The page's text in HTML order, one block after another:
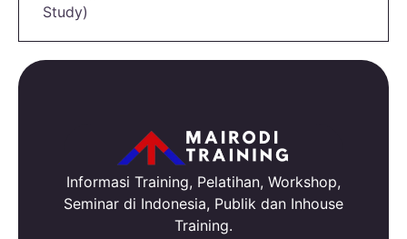
Study)
Informasi Training, Pelatihan, Workshop,
Seminar di Indonesia, Publik dan Inhouse
Training.